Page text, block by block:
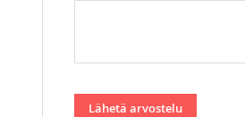
Lähetä arvostelu